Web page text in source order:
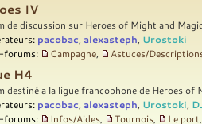
IV
de discussion sur Heroes of Might and
pacobac alexasteph Urostoki
forums:
Campagne Astuces/
H4
destiné a la ligue francophone de Heroes of
pacobac alexasteph Urostoki
forums:
Infos/Aides Tournois Le port